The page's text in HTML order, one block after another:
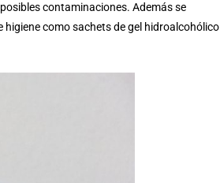
contaminaciones. Además se
como sachets de gel hidroalcohólico